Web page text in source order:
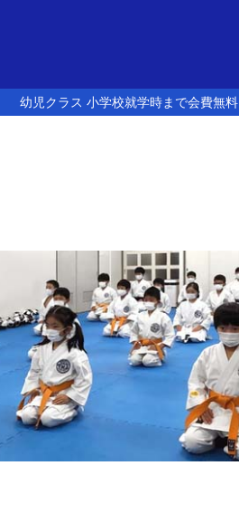
幼児クラス 小学校就学時まで会費無料